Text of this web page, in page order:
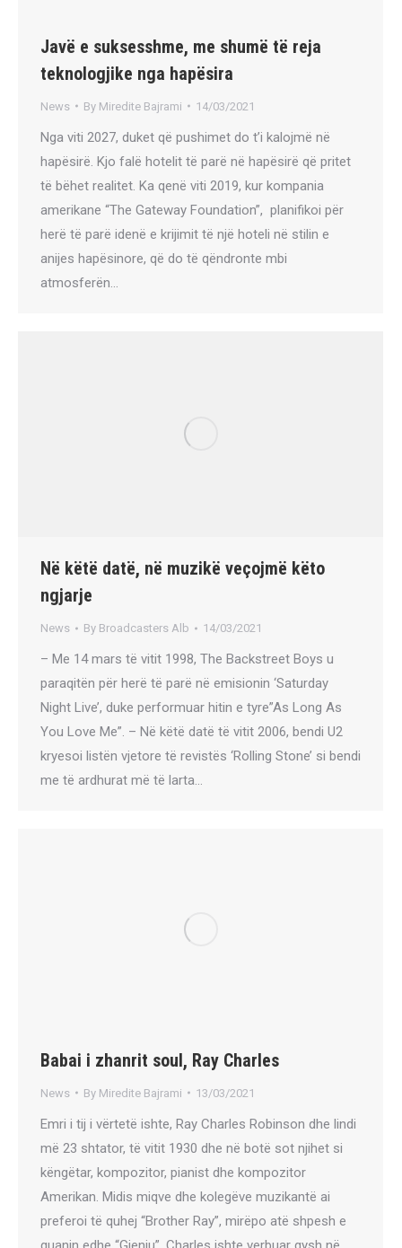
Javë e suksesshme, me shumë të reja
teknologjike nga hapësira
News By Miredite Bajrami 14/03/2021
Nga viti 2027, duket që pushimet do t’i kalojmë në
hapësirë. Kjo falë hotelit të parë në hapësirë që pritet
të bëhet realitet. Ka qenë viti 2019, kur kompania
amerikane “The Gateway Foundation”, ​​planifikoi për
herë të parë idenë e krijimit të një hoteli në stilin e
anijes hapësinore, që do të qëndronte mbi
atmosferën…
Në këtë datë, në muzikë veçojmë këto
ngjarje
News By Broadcasters Alb 14/03/2021
– Me 14 mars të vitit 1998, The Backstreet Boys u
paraqitën për herë të parë në emisionin ‘Saturday
Night Live’, duke performuar hitin e tyre”As Long As
You Love Me”. – Në këtë datë të vitit 2006, bendi U2
kryesoi listën vjetore të revistës ‘Rolling Stone’ si bendi
me të ardhurat më të larta…
Babai i zhanrit soul, Ray Charles
News By Miredite Bajrami 13/03/2021
Emri i tij i vërtetë ishte, Ray Charles Robinson dhe lindi
më 23 shtator, të vitit 1930 dhe në botë sot njihet si
këngëtar, kompozitor, pianist dhe kompozitor
Amerikan. Midis miqve dhe kolegëve muzikantë ai
preferoi të quhej “Brother Ray”, mirëpo atë shpesh e